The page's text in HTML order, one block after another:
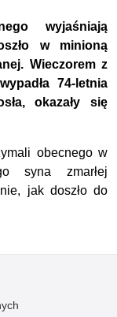
wyjaśniają
w minioną
Wieczorem z
74-letnia
okazały się
obecnego w
syna zmarłej
jak doszło do